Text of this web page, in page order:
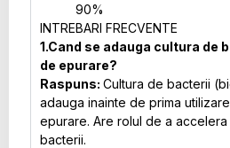
90%
INTREBARI FRECVENTE
1.Cand se adauga cultura de
de epurare?
Raspuns: Cultura de bacterii
adauga inainte de prima
epurare. Are rolul de a
bacterii.